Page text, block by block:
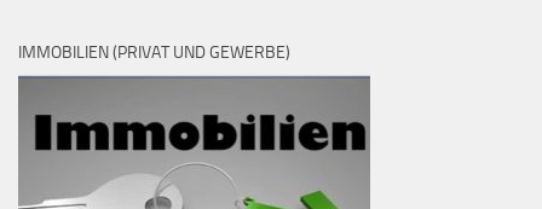
IMMOBILIEN (PRIVAT UND GEWERBE)